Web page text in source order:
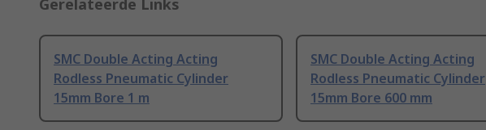
Gerelateerde Links
SMC Double Acting Acting
Rodless Pneumatic Cylinder
15mm Bore 1 m
SMC Double Acting Acting
Rodless Pneumatic Cylinder
15mm Bore 600 mm